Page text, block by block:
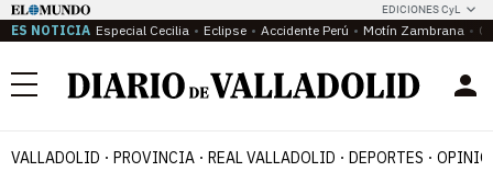
EDICIONES CyL
ES NOTICIA Especial Cecilia Eclipse Accidente Perú Motín Zambrana
Menú
VALLADOLID PROVINCIA REAL VALLADOLID DEPORTES